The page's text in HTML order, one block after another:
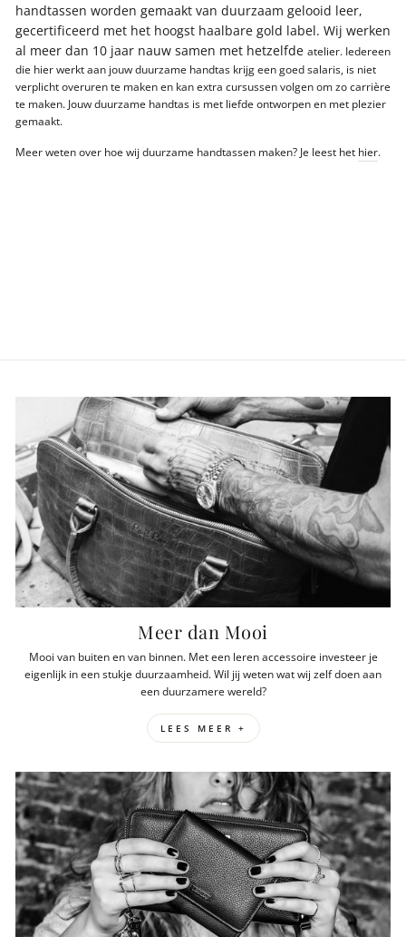
handtassen worden gemaakt van duurzaam gelooid leer,
gecertificeerd met het hoogst haalbare gold label. Wij werken
al meer dan 10 jaar nauw samen met hetzelfde atelier. Iedereen
die hier werkt aan jouw duurzame handtas krijg een goed salaris, is niet
verplicht overuren te maken en kan extra cursussen volgen om zo carrière
te maken. Jouw duurzame handtas is met liefde ontworpen en met plezier
gemaakt.
Meer weten over hoe wij duurzame handtassen maken? Je leest het hier.
Meer dan Mooi
Mooi van buiten en van binnen. Met een leren accessoire investeer je
eigenlijk in een stukje duurzaamheid. Wil jij weten wat wij zelf doen aan
een duurzamere wereld?
LEES MEER +